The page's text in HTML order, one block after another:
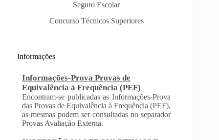
Seguro Escolar
Concurso Técnicos Superiores
Informações
Informações-Prova Provas de
Equivalência à Frequência (PEF)
Encontram-se publicadas as Informações-Prova
das Provas de Equivalência à Frequência (PEF),
as mesmas podem ser consultadas no separador
Provas Avaliação Externa.